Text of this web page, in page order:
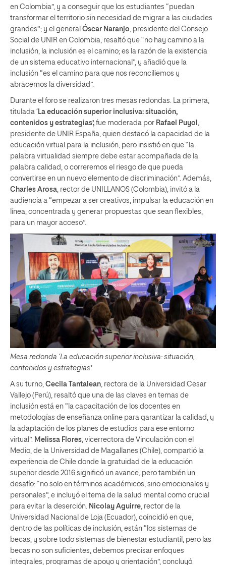
en Colombia”, y a conseguir que los estudiantes “puedan
transformar el territorio sin necesidad de migrar a las ciudades
grandes”; y el general Óscar Naranjo , presidente del Consejo
Social de UNIR en Colombia, resaltó que “no hay camino a la
inclusión, la inclusión es el camino; es la razón de la existencia
de un sistema educativo internacional”, y añadió que la
inclusión “es el camino para que nos reconciliemos y
abracemos la diversidad”.
Durante el foro se realizaron tres mesas redondas. La primera,
titulada ‘La educación superior inclusiva: situación,
contenidos y estrategias’, fue moderada por Rafael Puyol
presidente de UNIR España, quien destacó la capacidad de la
educación virtual para la inclusión, pero insistió en que “la
palabra virtualidad siempre debe estar acompañada de la
palabra calidad, o correremos el riesgo de que pueda
convertirse en un nuevo elemento de discriminación”. Además,
Charles Arosa , rector de UNILLANOS (Colombia), invitó a la
audiencia a “empezar a ser creativos, impulsar la educación en
línea, concentrada y generar propuestas que sean flexibles,
para un mayor acceso”.
Mesa redonda ‘La educación superior inclusiva: situación,
contenidos y estrategias’.
A su turno, Cecila Tantalean, rectora de la Universidad Cesar
Vallejo (Perú), resaltó que una de las claves en temas de
inclusión está en “la capacitación de los docentes en
metodologías de enseñanza online para garantizar la calidad, y
la adaptación de los planes de estudios para ese entorno
virtual”. Melissa Flores, vicerrectora de Vinculación con el
Medio, de la Universidad de Magallanes (Chile), compartió la
experiencia de Chile donde la gratuidad de la educación
superior desde 2016 significó un avance, pero también un
desafío: “no solo en términos académicos, sino emocionales y
personales”, e incluyó el tema de la salud mental como crucial
para evitar la deserción. Nicolay Aguirre, rector de la
Universidad Nacional de Loja (Ecuador), coincidió en que,
dentro de las políticas de inclusión, están “los sistemas de
becas, y sobre todo sistemas de bienestar estudiantil, pero las
becas no son suficientes, debemos precisar enfoques
integrales, programas de apoyo y orientación”, concluyó.